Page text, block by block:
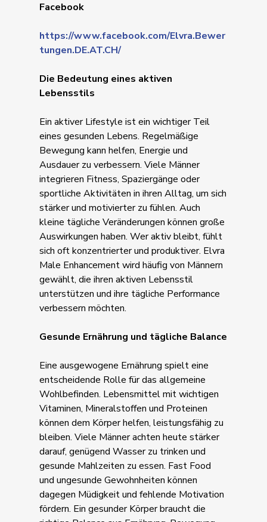
Facebook
https://www.facebook.com/Elvra.Bewer
tungen.DE.AT.CH/
Die Bedeutung eines aktiven
Lebensstils
Ein aktiver Lifestyle ist ein wichtiger Teil
eines gesunden Lebens. Regelmäßige
Bewegung kann helfen, Energie und
Ausdauer zu verbessern. Viele Männer
integrieren Fitness, Spaziergänge oder
sportliche Aktivitäten in ihren Alltag, um sich
stärker und motivierter zu fühlen. Auch
kleine tägliche Veränderungen können große
Auswirkungen haben. Wer aktiv bleibt, fühlt
sich oft konzentrierter und produktiver. Elvra
Male Enhancement wird häufig von Männern
gewählt, die ihren aktiven Lebensstil
unterstützen und ihre tägliche Performance
verbessern möchten.
Gesunde Ernährung und tägliche Balance
Eine ausgewogene Ernährung spielt eine
entscheidende Rolle für das allgemeine
Wohlbefinden. Lebensmittel mit wichtigen
Vitaminen, Mineralstoffen und Proteinen
können dem Körper helfen, leistungsfähig zu
bleiben. Viele Männer achten heute stärker
darauf, genügend Wasser zu trinken und
gesunde Mahlzeiten zu essen. Fast Food
und ungesunde Gewohnheiten können
dagegen Müdigkeit und fehlende Motivation
fördern. Ein gesunder Körper braucht die